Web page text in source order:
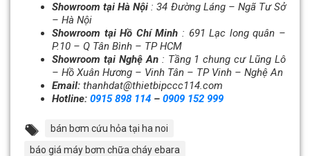
Showroom tại Hà Nội : 34 Đường Láng – Ngã Tư Sở
– Hà Nội
Showroom tại Hồ Chí Minh : 691 Lạc long quân –
P.10 – Q Tân Bình – TP HCM
Showroom tại Nghệ An: Tầng 1 chung cư Lũng Lô
– Hồ Xuân Hương – Vinh Tân – TP Vinh – Nghệ An
Email: thanhdat@thietbipccc114.com
Hotline: 0915 898 114 – 0909 152 999
bán bơm cứu hỏa tại ha noi
báo giá máy bơm chữa cháy ebara